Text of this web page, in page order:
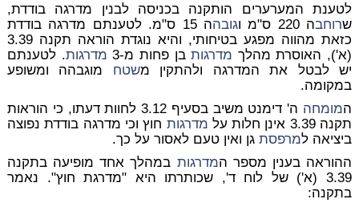
לטענת המערערים הותקנה בכניסה לבנין מדרגה בודדת,
שרוחבה 220 ס"מ ו גובה
ה 15 ס"מ. לטענתם מדרגה בודדת
כזאת מהווה מפגע בטיחותי, והיא נוגדת הוראה תקנה 3.39
(א'), האוסרת מהלך מדרגותבן פחות מ-3 מדרגות. לטענתם
יש לבטל את המדרגה ולהתקין משטח מוגבהה ומשופע
במקומה.
המומחה
ה' דימנט משיב בסעיף 3.12 לחוות דעתו, כי הוראות
תקנה 3.39 אינן חלות על
מדרגות חוץ וכי מדרגה בודדת נפוצה
ביציאה למרפסתגן ואין טעם לאסור על כך.
ההוראה בענין מספר המדרגות במהלך אחד מופיעה בתקנה
3.39 (א') של לוח ד', שכותרתו היא "מדרגת חוץ". נאמר
בתקנה: